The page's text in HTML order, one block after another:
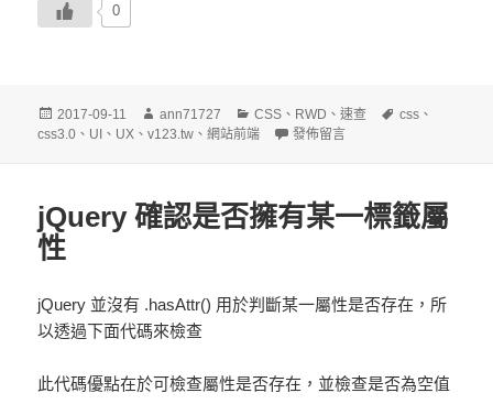
0
發
佈
2017-09-11
作
者
ann71727
分
類
CSS 、 RWD 、速查
標
css 、
css3.0 、 UI 、 UX 、v123.tw 、網站前端 在〈CSS RWD 響應式斷點
發佈留言
jQuery 確認是否擁有某一標籤屬
性
jQuery 並沒有 .hasAttr() 用於判斷某一屬性是否存在，所
以透過下面代碼來檢查
此代碼優點在於可檢查屬性是否存在，並檢查是否為空值